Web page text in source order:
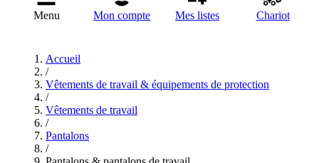
Menu Mon compte Mes listes Chariot
Accueil
/
Vêtements de travail & équipements de protection
/
Vêtements de travail
/
Pantalons
/